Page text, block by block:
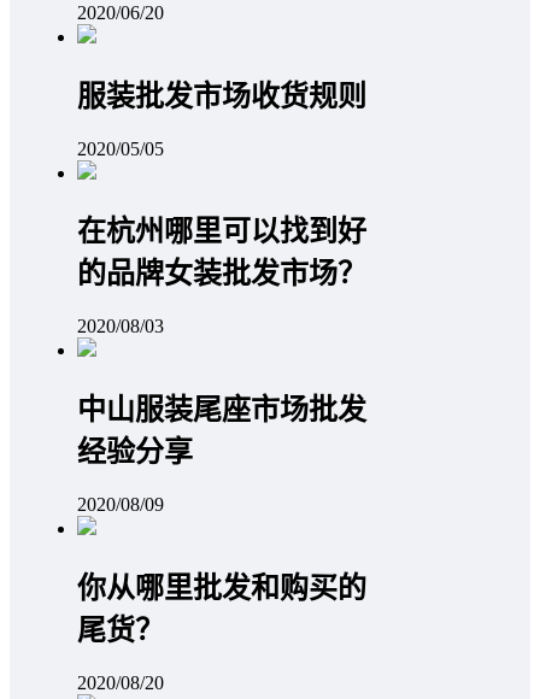
2020/06/20
服装批发市场收货规则
2020/05/05
在杭州哪里可以找到好
的品牌女装批发市场？
2020/08/03
中山服装尾座市场批发
经验分享
2020/08/09
你从哪里批发和购买的
尾货？
2020/08/20